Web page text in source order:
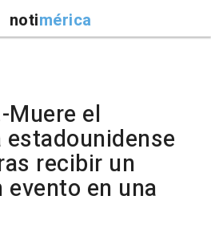
notimérica
Muere el
recibir un
en una